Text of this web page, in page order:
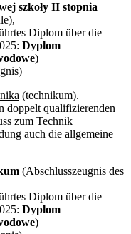
szkoły II stopnia
Diplom über die
Dyplom
)
(technikum).
doppelt qualifizierenden
zum Technik
auch die allgemeine
(Abschlusszeugnis des
Diplom über die
Dyplom
)